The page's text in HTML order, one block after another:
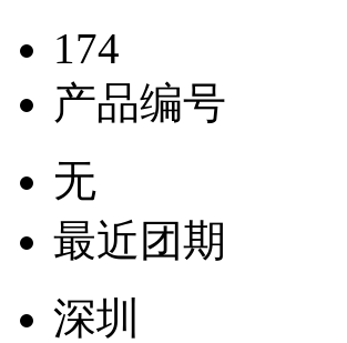
174
产品编号
无
最近团期
深圳